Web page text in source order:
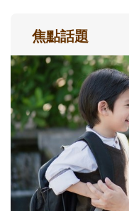
焦點話題
和孩子一起長
不同模樣
沒有人天生就擅
次「前所未有」
大。從給予安
主、角色認同及